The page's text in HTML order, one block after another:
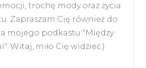
trochę mody oraz życia
Zapraszam Cię również do
mojego podkastu "Między
Witaj, miło Cię widzieć:)